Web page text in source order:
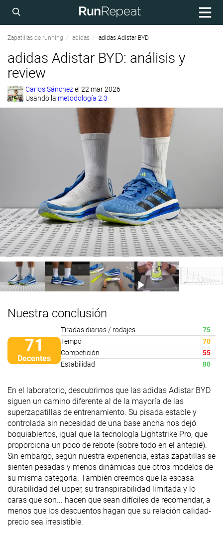
Zapatillas de running adidas adidas Adistar BYD
adidas Adistar BYD: análisis y
review
Carlos Sánchezel 22 mar 2026
Usando la metodología 2.3
Nuestra conclusión
71
Decentes
Tiradas diarias / rodajes
75
Tempo
70
Competición
55
Estabilidad
80
En el laboratorio, descubrimos que las adidas Adistar BYD
siguen un camino diferente al de la mayoría de las
superzapatillas de entrenamiento. Su pisada estable y
controlada sin necesidad de una base ancha nos dejó
boquiabiertos, igual que la tecnología Lightstrike Pro, que
proporciona un poco de rebote (sobre todo en el antepié).
Sin embargo, según nuestra experiencia, estas zapatillas se
sienten pesadas y menos dinámicas que otros modelos de
su misma categoría. También creemos que la escasa
durabilidad del upper, su transpirabilidad limitada y lo
caras que son... hacen que sean difíciles de recomendar, a
menos que los descuentos hagan que su relación calidad-
precio sea irresistible.